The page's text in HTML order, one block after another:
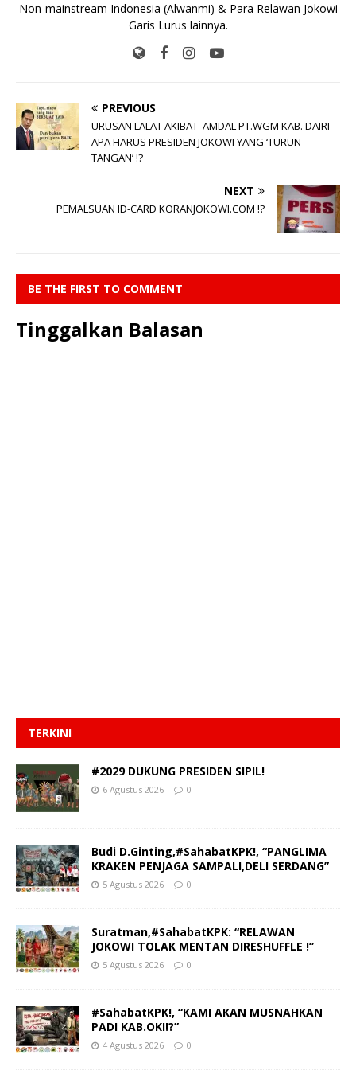
Non-mainstream Indonesia (Alwanmi) & Para Relawan Jokowi
Garis Lurus lainnya.
PREVIOUS
URUSAN LALAT AKIBAT AMDAL PT.WGM KAB. DAIRI
APA HARUS PRESIDEN JOKOWI YANG ‘TURUN –
TANGAN’ !?
NEXT
PEMALSUAN ID-CARD KORANJOKOWI.COM !?
BE THE FIRST TO COMMENT
Tinggalkan Balasan
TERKINI
#2029 DUKUNG PRESIDEN SIPIL!
6 Agustus 2026 0
Budi D.Ginting,#SahabatKPK!, “PANGLIMA
KRAKEN PENJAGA SAMPALI,DELI SERDANG”
5 Agustus 2026 0
Suratman,#SahabatKPK: “RELAWAN
JOKOWI TOLAK MENTAN DIRESHUFFLE !”
5 Agustus 2026 0
#SahabatKPK!, “KAMI AKAN MUSNAHKAN
PADI KAB.OKI!?”
4 Agustus 2026 0